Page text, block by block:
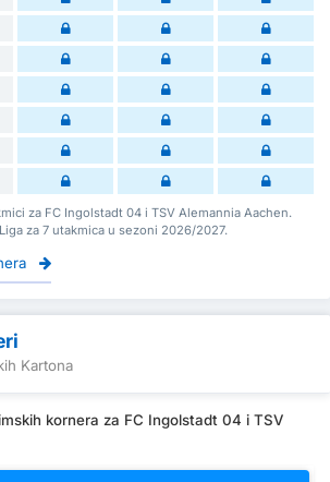
za FC Ingolstadt 04 i TSV Alemannia Aachen.
za 7 utakmica u sezoni 2026/2027.
Kartona
kornera za FC Ingolstadt 04 i TSV